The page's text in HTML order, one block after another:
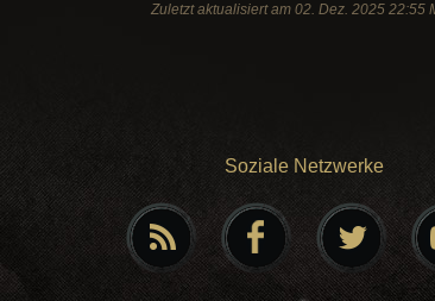
Zuletzt aktualisiert am 02. Dez. 2025 22:55
Soziale Netzwerke